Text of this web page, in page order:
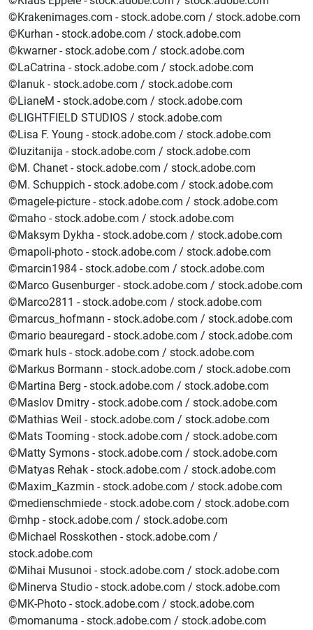
©Krakenimages.com - stock.adobe.com / stock.adobe.com
©Kurhan - stock.adobe.com / stock.adobe.com
©kwarner - stock.adobe.com / stock.adobe.com
©LaCatrina - stock.adobe.com / stock.adobe.com
©lanuk - stock.adobe.com / stock.adobe.com
©LianeM - stock.adobe.com / stock.adobe.com
©LIGHTFIELD STUDIOS / stock.adobe.com
©Lisa F. Young - stock.adobe.com / stock.adobe.com
©luzitanija - stock.adobe.com / stock.adobe.com
©M. Chanet - stock.adobe.com / stock.adobe.com
©M. Schuppich - stock.adobe.com / stock.adobe.com
©magele-picture - stock.adobe.com / stock.adobe.com
©maho - stock.adobe.com / stock.adobe.com
©Maksym Dykha - stock.adobe.com / stock.adobe.com
©mapoli-photo - stock.adobe.com / stock.adobe.com
©marcin1984 - stock.adobe.com / stock.adobe.com
©Marco Gusenburger - stock.adobe.com / stock.adobe.com
©Marco2811 - stock.adobe.com / stock.adobe.com
©marcus_hofmann - stock.adobe.com / stock.adobe.com
©mario beauregard - stock.adobe.com / stock.adobe.com
©mark huls - stock.adobe.com / stock.adobe.com
©Markus Bormann - stock.adobe.com / stock.adobe.com
©Martina Berg - stock.adobe.com / stock.adobe.com
©Maslov Dmitry - stock.adobe.com / stock.adobe.com
©Mathias Weil - stock.adobe.com / stock.adobe.com
©Mats Tooming - stock.adobe.com / stock.adobe.com
©Matty Symons - stock.adobe.com / stock.adobe.com
©Matyas Rehak - stock.adobe.com / stock.adobe.com
©Maxim_Kazmin - stock.adobe.com / stock.adobe.com
©medienschmiede - stock.adobe.com / stock.adobe.com
©mhp - stock.adobe.com / stock.adobe.com
©Michael Rosskothen - stock.adobe.com /
stock.adobe.com
©Mihai Musunoi - stock.adobe.com / stock.adobe.com
©Minerva Studio - stock.adobe.com / stock.adobe.com
©MK-Photo - stock.adobe.com / stock.adobe.com
©momanuma - stock.adobe.com / stock.adobe.com